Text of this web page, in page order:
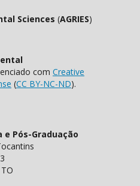
Sciences (AGRIES)
com Creative
(CC BY-NC-ND).
e Pós-Graduação